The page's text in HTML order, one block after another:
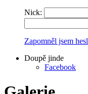
Nick:
Zapomněl jsem
Doupě jinde
Facebook